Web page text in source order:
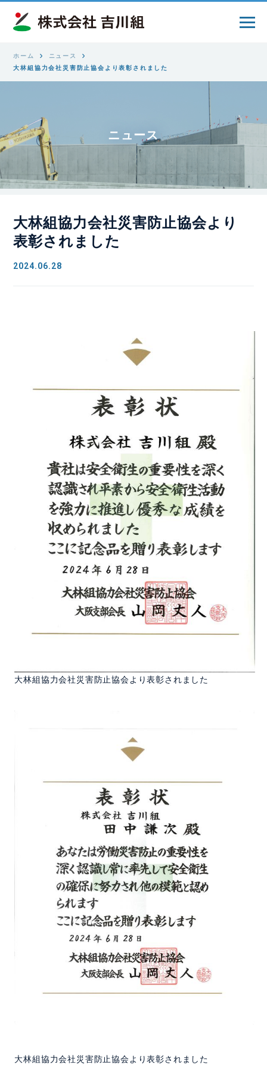
ホーム
ニュース
大林組協力会社災害防止協会より表彰されました
ニュース
大林組協力会社災害防止協会より
表彰されました
2024.06.28
大林組協力会社災害防止協会より表彰されました
大林組協力会社災害防止協会より表彰されました